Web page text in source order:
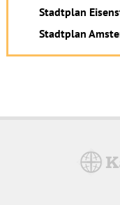
Stadtplan
Stadtplan